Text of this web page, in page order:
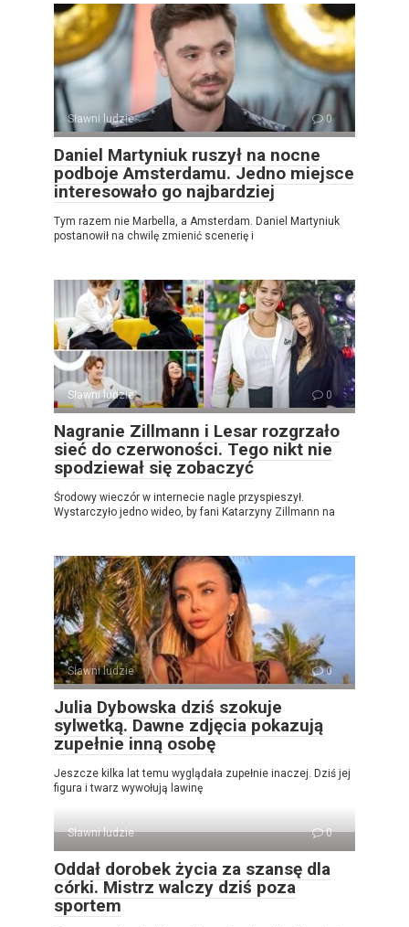
Sławni ludzie 0
Daniel Martyniuk ruszył na nocne
podboje Amsterdamu. Jedno miejsce
interesowało go najbardziej
Tym razem nie Marbella, a Amsterdam. Daniel Martyniuk
postanowił na chwilę zmienić scenerię i
Sławni ludzie 0
Nagranie Zillmann i Lesar rozgrzało
sieć do czerwoności. Tego nikt nie
spodziewał się zobaczyć
Środowy wieczór w internecie nagle przyspieszył.
Wystarczyło jedno wideo, by fani Katarzyny Zillmann na
Sławni ludzie 0
Julia Dybowska dziś szokuje
sylwetką. Dawne zdjęcia pokazują
zupełnie inną osobę
Jeszcze kilka lat temu wyglądała zupełnie inaczej. Dziś jej
figura i twarz wywołują lawinę
Sławni ludzie 0
Oddał dorobek życia za szansę dla
córki. Mistrz walczy dziś poza
sportem